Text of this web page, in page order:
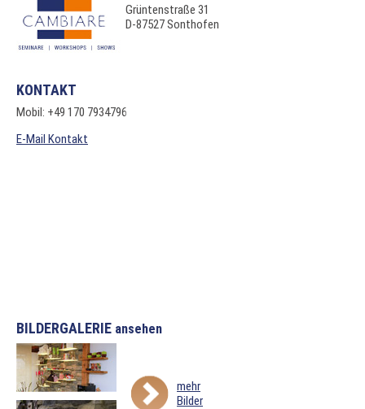
Grüntenstraße 31
D-87527 Sonthofen
KONTAKT
Mobil: +49 170 7934796
E-Mail Kontakt
BILDERGALERIE ansehen
mehr
Bilder